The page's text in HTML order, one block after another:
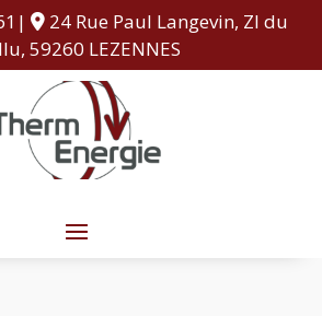
24 Rue Paul Langevin, ZI du
59260 LEZENNES